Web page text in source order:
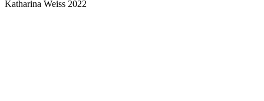
Katharina Weiss 2022